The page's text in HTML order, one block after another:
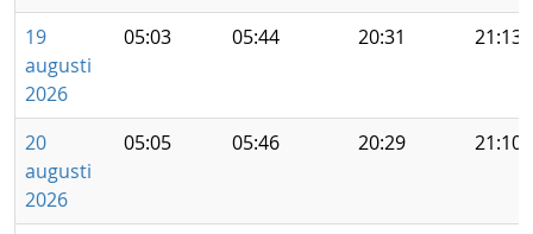
19
augusti
2026
05:03 05:44 20:31 21:13
20
augusti
2026
05:05 05:46 20:29 21:10